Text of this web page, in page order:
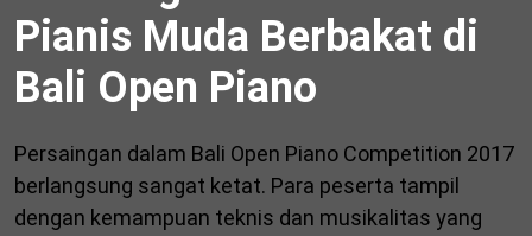
Pianis Muda Berbakat di
Bali Open Piano
Persaingan dalam Bali Open Piano Competition 2017
berlangsung sangat ketat. Para peserta tampil
dengan kemampuan teknis dan musikalitas yang